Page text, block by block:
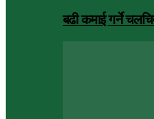
बढी कमाई गर्ने